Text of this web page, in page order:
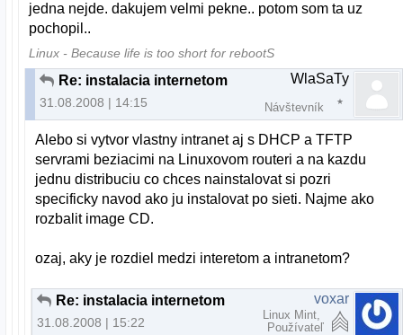
jedna nejde. dakujem velmi pekne.. potom som ta uz
pochopil..
Linux - Because life is too short for rebootS
Re: instalacia internetom
31.08.2008 | 14:15
WlaSaTy
Návštevník
Alebo si vytvor vlastny intranet aj s DHCP a TFTP
servrami beziacimi na Linuxovom routeri a na kazdu
jednu distribuciu co chces nainstalovat si pozri
specificky navod ako ju instalovat po sieti. Najme ako
rozbalit image CD.
ozaj, aky je rozdiel medzi interetom a intranetom?
Re: instalacia internetom
31.08.2008 | 15:22
voxar
Linux Mint,
Používateľ